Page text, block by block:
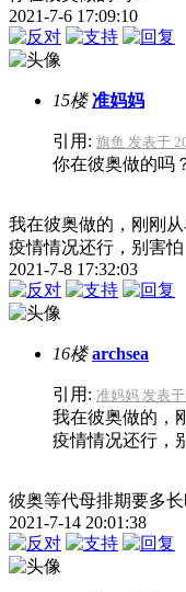
2021-7-6 17:09:10
15楼 准妈妈
引用: 旗鱼 发表于
你在彼奥做的吗
我在彼奥做的，刚刚
疫情情况还行，别害怕
2021-7-8 17:32:03
16楼 archsea
引用: 准妈妈 发表
我在彼奥做的，
疫情情况还行，
彼奥等代母排期要多长
2021-7-14 20:01:38